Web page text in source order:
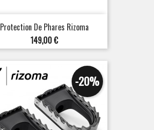
Protection De Phares Rizoma
Prix
149,00 €
-20%